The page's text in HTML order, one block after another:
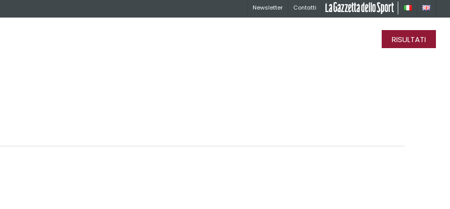
Newsletter Contatti La Gazzetta dello Sport
RISULTATI